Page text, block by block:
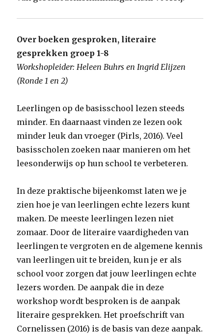
Over boeken gesproken, literaire
gesprekken groep 1-8
Workshopleider: Heleen Buhrs en Ingrid Elijzen
(Ronde 1 en 2)
Leerlingen op de basisschool lezen steeds
minder. En daarnaast vinden ze lezen ook
minder leuk dan vroeger (Pirls, 2016). Veel
basisscholen zoeken naar manieren om het
leesonderwijs op hun school te verbeteren.
In deze praktische bijeenkomst laten we je
zien hoe je van leerlingen echte lezers kunt
maken. De meeste leerlingen lezen niet
zomaar. Door de literaire vaardigheden van
leerlingen te vergroten en de algemene kennis
van leerlingen uit te breiden, kun je er als
school voor zorgen dat jouw leerlingen echte
lezers worden. De aanpak die in deze
workshop wordt besproken is de aanpak
literaire gesprekken. Het proefschrift van
Cornelissen (2016) is de basis van deze aanpak.